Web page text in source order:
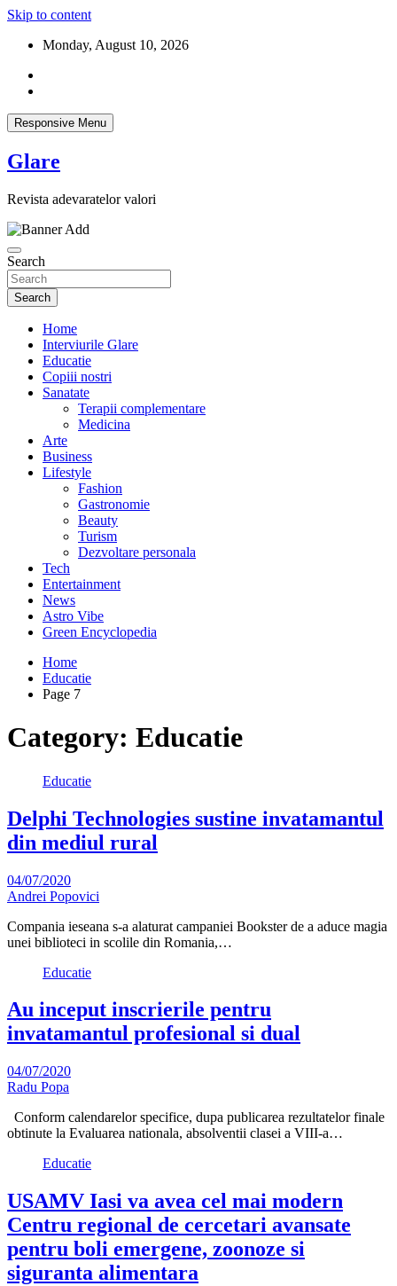
Skip to content
Monday, August 10, 2026
Responsive Menu
Glare
Revista adevaratelor valori
Search
Search
Home
Interviurile Glare
Educatie
Copiii nostri
Sanatate
Terapii complementare
Medicina
Arte
Business
Lifestyle
Fashion
Gastronomie
Beauty
Turism
Dezvoltare personala
Tech
Entertainment
News
Astro Vibe
Green Encyclopedia
Home
Educatie
Page 7
Category: Educatie
Educatie
Delphi Technologies sustine invatamantul
din mediul rural
04/07/2020
Andrei Popovici
Compania ieseana s-a alaturat campaniei Bookster de a aduce magia
unei biblioteci in scolile din Romania,…
Educatie
Au inceput inscrierile pentru
invatamantul profesional si dual
04/07/2020
Radu Popa
Conform calendarelor specifice, dupa publicarea rezultatelor finale
obtinute la Evaluarea nationala, absolventii clasei a VIII-a…
Educatie
USAMV Iasi va avea cel mai modern
Centru regional de cercetari avansate
pentru boli emergene, zoonoze si
siguranta alimentara